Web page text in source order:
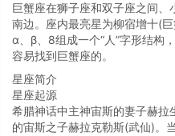
巨蟹座在狮子座和双子座之间
南边。座内最亮星为柳宿增十(
α、β、8组成一个“人”字形结构
容易找到巨蟹座的。
星座简介
星座起源
希腊神话中主神宙斯的妻子赫拉
的宙斯之子赫拉克勒斯(武仙)。